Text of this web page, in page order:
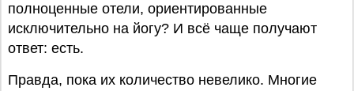
полноценные отели, ориентированные
исключительно на йогу? И всё чаще получают
ответ: есть.
Правда, пока их количество невелико. Многие